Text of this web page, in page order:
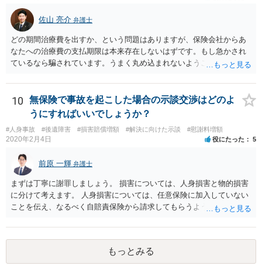
す。 待っていても事態が打開しない可能性もあるため、依頼の対応が
可能な弁護士に個別に問い合わせ、上記の方法等を参考に進め方を相
談してみるのが望ましいかもしれません。
佐山 亮介 弁護士
どの期間治療費を出すか、という問題はありますが、保険会社からあ
なたへの治療費の支払期限は本来存在しないはずです。もし急かされ
ているなら騙されています。うまく丸め込まれないようご注意下さ
せんが、受診したならば提出すべきです。
10
無保険で事故を起こした場合の示談交渉はどのよ
うにすればいいでしょうか？
#人身事故 #後遺障害 #損害賠償増額 #解決に向けた示談 #慰謝料増額
2020年2月4日 役にたった 5
前原 一輝 弁護士
まずは丁寧に謝罪しましょう。 損害については、人身損害と物的損害
に分けて考えます。 人身損害については、任意保険に加入していない
ことを伝え、なるべく自賠責保険から請求してもらうようお願いして
願いしてください。 物的損害については、請求の根拠を精査する必要
があり、写真や見積書を送ってもらい、請求金額が正当化をちゃんと
チェックする必要があります。 相談者様の資力がどれだけあるのかは
分かりませんが、資力に応じた対応をして行くほかありません。 訴訟
もっとみる